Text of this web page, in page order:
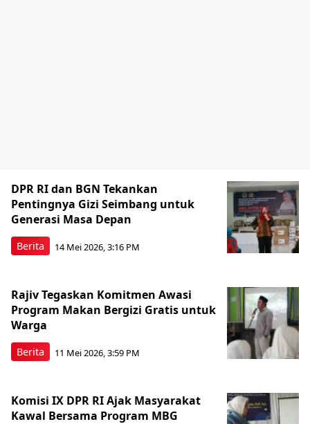
Berita
DPR RI dan BGN Tekankan
Pentingnya Gizi Seimbang untuk
Generasi Masa Depan
14 Mei 2026, 3:16 PM
Berita
Rajiv Tegaskan Komitmen Awasi
Program Makan Bergizi Gratis untuk
Warga
11 Mei 2026, 3:59 PM
Komisi IX DPR RI Ajak Masyarakat
Kawal Bersama Program MBG